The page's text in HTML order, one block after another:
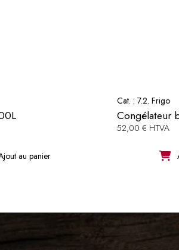
au panier
Cat. : 7.2. Frigo
Congélateur
52,00 € HTVA